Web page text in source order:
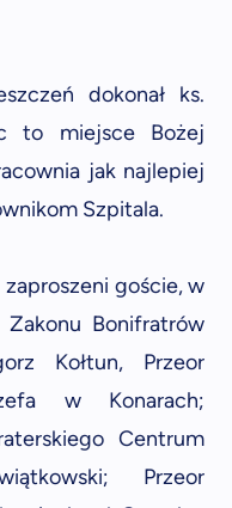
dokonał ks.
to miejsce Bożej
jak najlepiej
Szpitala.
goście, w
Bonifratrów
Kołtun, Przeor
w Konarach;
Centrum
Przeor